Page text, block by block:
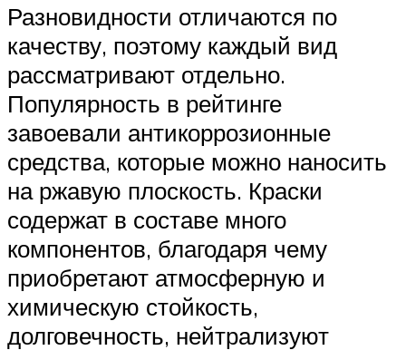
Разновидности отличаются по
качеству, поэтому каждый вид
рассматривают отдельно.
Популярность в рейтинге
завоевали антикоррозионные
средства, которые можно наносить
на ржавую плоскость. Краски
содержат в составе много
компонентов, благодаря чему
приобретают атмосферную и
химическую стойкость,
долговечность, нейтрализуют